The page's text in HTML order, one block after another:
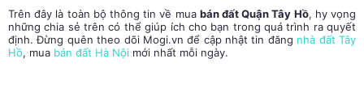
Trên đây là toàn bộ thông tin về mua bán đất Quận Tây Hồ, hy vọng
những chia sẻ trên có thể giúp ích cho bạn trong quá trình ra quyết
định. Đừng quên theo dõi Mogi.vn để cập nhật tin đăng nhà đất Tây
Hồ, mua bán đất Hà Nội mới nhất mỗi ngày.